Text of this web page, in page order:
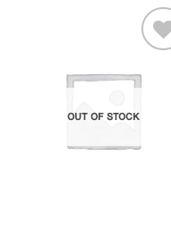
OUT OF STOCK